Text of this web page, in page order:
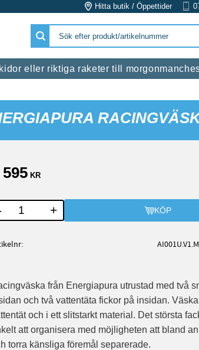
Hitta butik / Öppettider
eller riktiga raketer till
595 KR
+ KÖP
från Energiapura utrustad med två
och två vattentäta fickor på insidan.
och i ett slitstarkt material. Det största
att organisera med möjligheten att bland
torra känsliga föremål separerade.